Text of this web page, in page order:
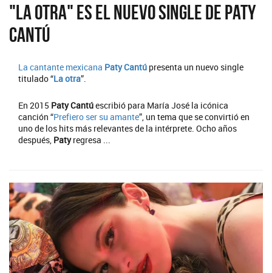
"La otra" es el nuevo single de Paty
Cantú
La cantante mexicana Paty Cantú presenta un nuevo single
titulado “La otra”.
En 2015 Paty Cantúescribió para María José la icónica
canción “Prefiero ser su amante”, un tema que se convirtió en
uno de los hits más relevantes de la intérprete. Ocho años
después, Patyregresa ...